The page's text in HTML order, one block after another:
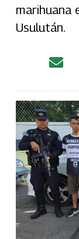
marihuana
Usulután.